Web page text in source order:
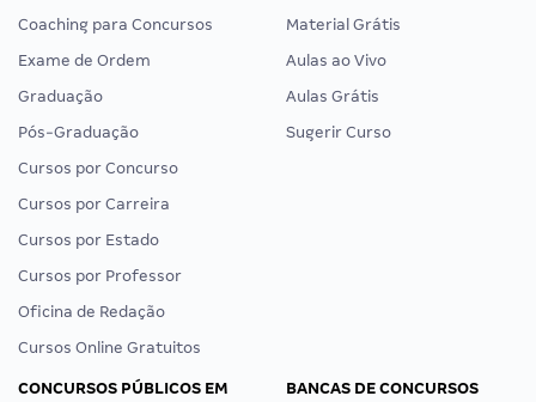
Coaching para Concursos
Exame de Ordem
Graduação
Pós-Graduação
Cursos por Concurso
Cursos por Carreira
Cursos por Estado
Cursos por Professor
Oficina de Redação
Cursos Online Gratuitos
Material Grátis
Aulas ao Vivo
Aulas Grátis
Sugerir Curso
CONCURSOS PÚBLICOS EM
BANCAS DE CONCURSOS